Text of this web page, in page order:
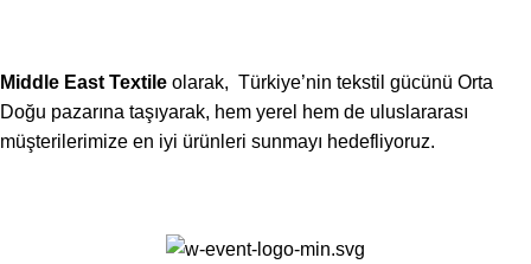
Middle East Textile olarak, Türkiye’nin tekstil gücünü Orta
Doğu pazarına taşıyarak, hem yerel hem de uluslararası
müşterilerimize en iyi ürünleri sunmayı hedefliyoruz.